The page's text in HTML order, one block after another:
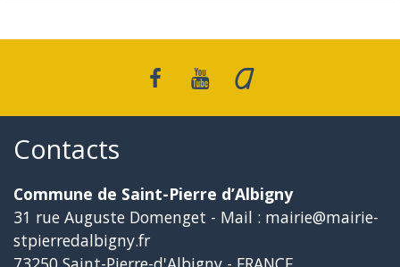
Contacts
Commune de Saint-Pierre d’Albigny
31 rue Auguste Domenget - Mail : mairie@mairie-
stpierredalbigny.fr